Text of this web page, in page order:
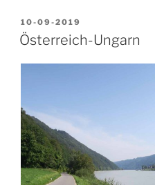
VERÖFFENTLICHT
AM
10-09-2019
Österreich-Ungarn